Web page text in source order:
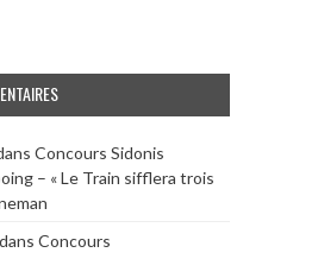
Concours Sidonis
– « Le Train sifflera trois
dans Concours